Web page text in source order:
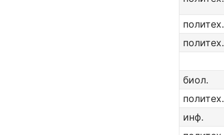
политех.
политех.
биол.
политех.
инф.